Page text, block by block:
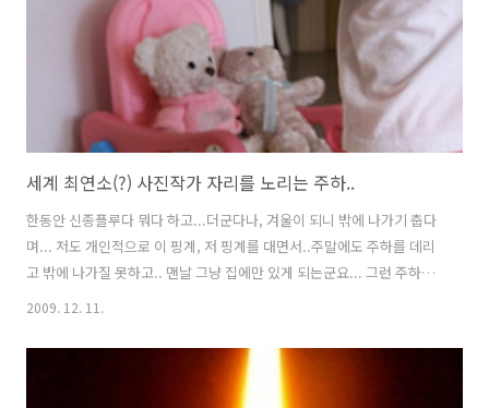
세계 최연소(?) 사진작가 자리를 노리는 주하..
한동안 신종플루다 뭐다 하고...더군다나, 겨울이 되니 밖에 나가기 춥다
며... 저도 개인적으로 이 핑계, 저 핑계를 대면서..주말에도 주하를 데리
고 밖에 나가질 못하고.. 맨날 그냥 집에만 있게 되는군요... 그런 주하가
집에서 심심했는지...갑자기 방에 있던 똑딱이 카메라를 들고 나오더
니, 폼은 그럴싸 해 보이는군요....ㅎㅎ.. '사진이 잘 나왔나?' 찍은 사진
이 어떤지 확인도 해보구요... 그러다가, 옆에서 본인을 찍고 있는 아빠를
발견하고는... 자기도 아빠를 찍겠다고 폼을 잡습니다... '찰칵!! 아빠는
2009. 12. 11.